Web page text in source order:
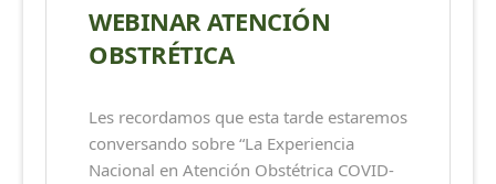
WEBINAR ATENCIÓN
OBSTRÉTICA
Les recordamos que esta tarde estaremos
conversando sobre “La Experiencia
Nacional en Atención Obstétrica COVID-